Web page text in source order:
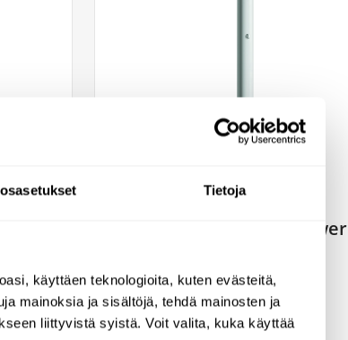
Tietoja
käyttäen teknologioita, kuten evästeitä,
mainoksia ja sisältöjä, tehdä mainosten ja
liittyvistä syistä. Voit valita, kuka käyttää
Shower tower 2 shower
717520
2123,36 €